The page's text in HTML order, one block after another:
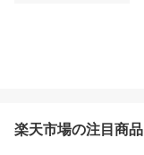
楽天市場の注目商品